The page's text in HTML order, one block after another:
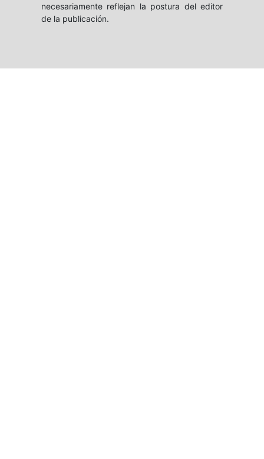
necesariamente reflejan la postura del editor
de la publicación.